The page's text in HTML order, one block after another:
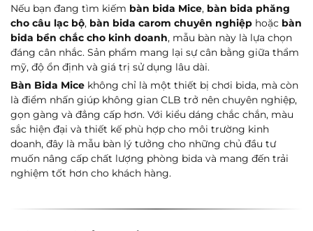
Nếu bạn đang tìm kiếm bàn bida Mice, bàn bida phăng
cho câu lạc bộ, bàn bida carom chuyên nghiệp hoặc bàn
bida bền chắc cho kinh doanh, mẫu bàn này là lựa chọn
đáng cân nhắc. Sản phẩm mang lại sự cân bằng giữa thẩm
mỹ, độ ổn định và giá trị sử dụng lâu dài.
Bàn Bida Mice không chỉ là một thiết bị chơi bida, mà còn
là điểm nhấn giúp không gian CLB trở nên chuyên nghiệp,
gọn gàng và đẳng cấp hơn. Với kiểu dáng chắc chắn, màu
sắc hiện đại và thiết kế phù hợp cho môi trường kinh
doanh, đây là mẫu bàn lý tưởng cho những chủ đầu tư
muốn nâng cấp chất lượng phòng bida và mang đến trải
nghiệm tốt hơn cho khách hàng.